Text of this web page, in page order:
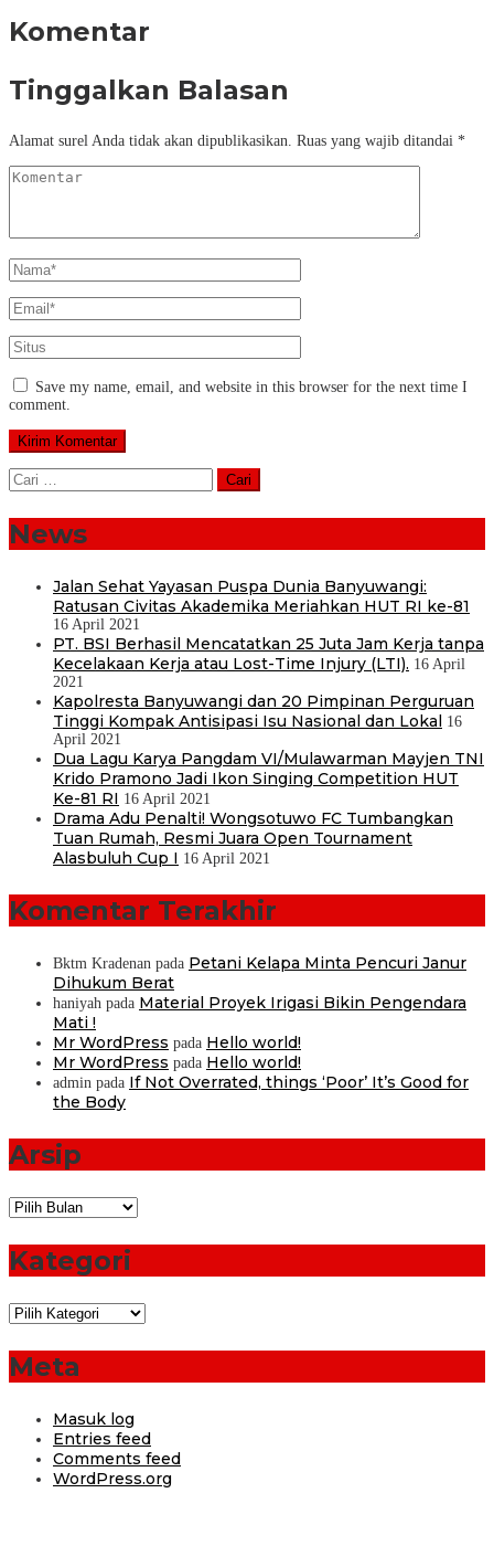
Komentar
Tinggalkan Balasan
Alamat surel Anda tidak akan dipublikasikan. Ruas yang wajib ditandai *
Save my name, email, and website in this browser for the next time I
comment.
Cari
untuk:
News
Jalan Sehat Yayasan Puspa Dunia Banyuwangi:
Ratusan Civitas Akademika Meriahkan HUT RI ke-81
16 April 2021
PT. BSI Berhasil Mencatatkan 25 Juta Jam Kerja tanpa
Kecelakaan Kerja atau Lost-Time Injury (LTI). 16 April
2021
Kapolresta Banyuwangi dan 20 Pimpinan Perguruan
Tinggi Kompak Antisipasi Isu Nasional dan Lokal 16
April 2021
Dua Lagu Karya Pangdam VI/Mulawarman Mayjen TNI
Krido Pramono Jadi Ikon Singing Competition HUT
Ke-81 RI 16 April 2021
Drama Adu Penalti! Wongsotuwo FC Tumbangkan
Tuan Rumah, Resmi Juara Open Tournament
Alasbuluh Cup I 16 April 2021
Komentar Terakhir
Bktm Kradenan pada Petani Kelapa Minta Pencuri Janur
Dihukum Berat
haniyah pada Material Proyek Irigasi Bikin Pengendara
Mati !
Mr WordPress pada Hello world!
Mr WordPress pada Hello world!
admin pada If Not Overrated, things ‘Poor’ It’s Good for
the Body
Arsip
Arsip
Kategori
Kategori
Meta
Masuk log
Entries feed
Comments feed
WordPress.org